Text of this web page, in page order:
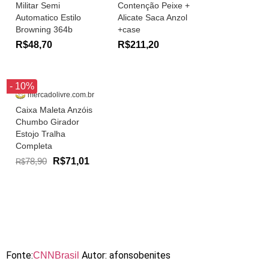
Militar Semi
Automatico Estilo
Browning 364b
R$48,70
Contenção Peixe +
Alicate Saca Anzol
+case
R$211,20
- 10%
mercadolivre.com.br
Caixa Maleta Anzóis
Chumbo Girador
Estojo Tralha
Completa
R$78,90 R$71,01
Fonte:CNNBrasil Autor: afonsobenites